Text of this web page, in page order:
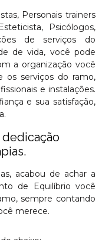
Personais trainers
Psicólogos,
de serviços do
de vida, você pode
a organização você
os serviços do ramo,
e instalações.
e sua satisfação,
acabou de achar a
de Equilíbrio você
sempre contando
merece.